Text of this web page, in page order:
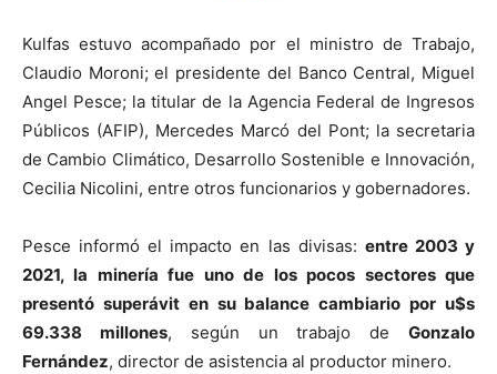
Kulfas estuvo acompañado por el ministro de Trabajo,
Claudio Moroni; el presidente del Banco Central, Miguel
Angel Pesce; la titular de la Agencia Federal de Ingresos
Públicos (AFIP), Mercedes Marcó del Pont; la secretaria
de Cambio Climático, Desarrollo Sostenible e Innovación,
Cecilia Nicolini, entre otros funcionarios y gobernadores.
Pesce informó el impacto en las divisas: entre 2003 y
2021, la minería fue uno de los pocos sectores que
presentó superávit en su balance cambiario por u$s
69.338 millones, según un trabajo deGonzalo
Fernández, director de asistencia al productor minero.